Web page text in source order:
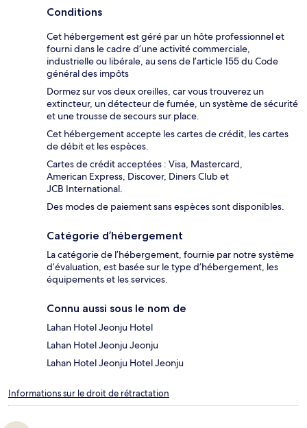
Conditions
Cet hébergement est géré par un hôte professionnel et
fourni dans le cadre d’une activité commerciale,
industrielle ou libérale, au sens de l’article 155 du Code
général des impôts
Dormez sur vos deux oreilles, car vous trouverez un
extincteur, un détecteur de fumée, un système de sécurité
et une trousse de secours sur place.
Cet hébergement accepte les cartes de crédit, les cartes
de débit et les espèces.
Cartes de crédit acceptées : Visa, Mastercard,
American Express, Discover, Diners Club et
JCB International.
Des modes de paiement sans espèces sont disponibles.
Catégorie d’hébergement
La catégorie de l’hébergement, fournie par notre système
d’évaluation, est basée sur le type d’hébergement, les
équipements et les services.
Connu aussi sous le nom de
Lahan Hotel Jeonju Hotel
Lahan Hotel Jeonju Jeonju
Lahan Hotel Jeonju Hotel Jeonju
Informations sur le droit de rétractation